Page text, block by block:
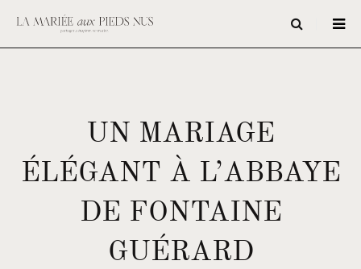
UN MARIAGE
ÉLÉGANT À L’ABBAYE
DE FONTAINE
GUÉRARD